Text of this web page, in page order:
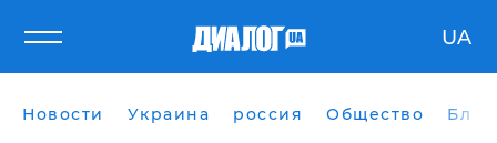
UA
Новости Украина россия Общество